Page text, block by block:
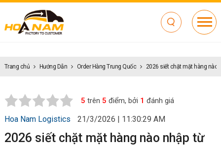
Trang chủ Hướng Dẫn Order Hàng Trung Quốc 2026 siết chặt mặt hàng nào
5 trên 5 điểm, bởi 1 đánh giá
Hoa Nam Logistics 21/3/2026 | 11:30:29 AM
2026 siết chặt mặt hàng nào nhập từ